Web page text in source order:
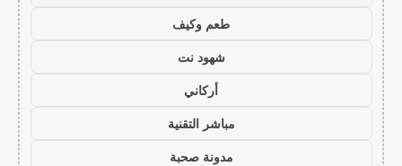
طعم وكيف
شهود نت
أركاني
مباشر التقنية
مدونة صحبة